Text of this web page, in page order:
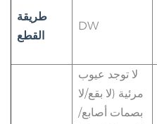
طريقة
القطع
DW
لا توجد عيوب
مرئية (لا بقع/لا
بصمات أصابع/